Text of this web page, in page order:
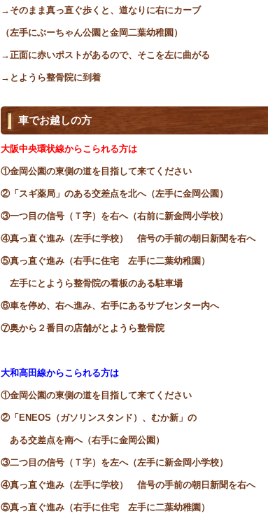
→そのまま真っ直ぐ歩くと、道なりに右にカーブ
（左手にぶーちゃん公園と金岡二葉幼稚園）
→正面に赤いポストがあるので、そこを左に曲がる
→とようら整骨院に到着
車でお越しの方
大阪中央環状線からこられる方は
①金岡公園の東側の道を目指して来てください
②「スギ薬局」のある交差点を北へ（左手に金岡公園）
③一つ目の信号（Ｔ字）を右へ（右前に新金岡小学校）
④真っ直ぐ進み（左手に学校） 信号の手前の朝日新聞を右へ
⑤真っ直ぐ進み（右手に住宅 左手に二葉幼稚園）
左手にとようら整骨院の看板のある駐車場
⑥車を停め、右へ進み、右手にあるサブセンター内へ
⑦奥から２番目の店舗がとようら整骨院
大和高田線からこられる方は
①金岡公園の東側の道を目指して来てください
②「ENEOS（ガソリンスタンド）、むか新」の
ある交差点を南へ（右手に金岡公園）
③二つ目の信号（Ｔ字）を左へ（左手に新金岡小学校）
④真っ直ぐ進み（左手に学校） 信号の手前の朝日新聞を右へ
⑤真っ直ぐ進み（右手に住宅 左手に二葉幼稚園）